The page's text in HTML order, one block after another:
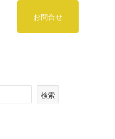
お問合せ
検索